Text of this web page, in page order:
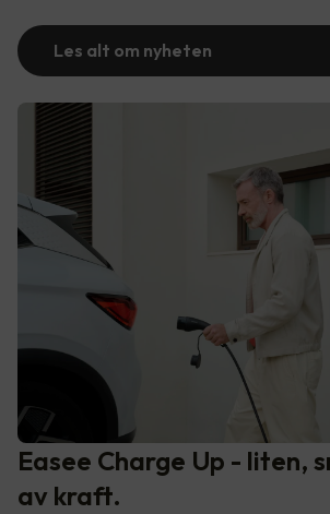
Les alt om nyheten
Easee Charge Up - liten,
av kraft.